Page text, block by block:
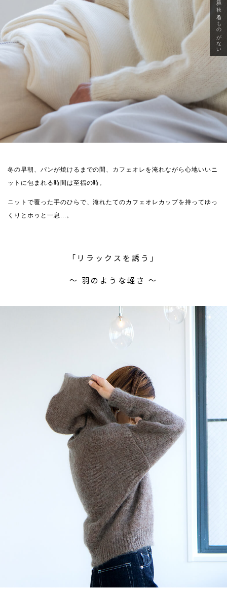
冬の早朝、パンが焼けるまでの間、カフェオレを淹れながら心地いいニ
ットに包まれる時間は至福の時。
ニットで覆った手のひらで、淹れたてのカフェオレカップを持ってゆっ
くりとホゥと一息...。
「リラックスを誘う」
〜 羽のような軽さ 〜
急に秋、着るものがない